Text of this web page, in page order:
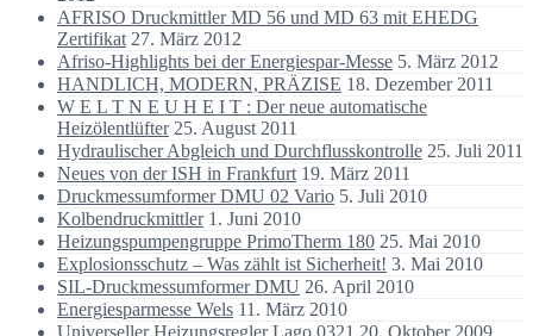
AFRISO Druckmittler MD 56 und MD 63 mit EHEDG
Zertifikat 27. März 2012
Afriso-Highlights bei der Energiespar-Messe 5. März 2012
HANDLICH, MODERN, PRÄZISE 18. Dezember 2011
W E L T N E U H E I T : Der neue automatische
Heizölentlüfter 25. August 2011
Hydraulischer Abgleich und Durchflusskontrolle 25. Juli 2011
Neues von der ISH in Frankfurt 19. März 2011
Druckmessumformer DMU 02 Vario 5. Juli 2010
Kolbendruckmittler 1. Juni 2010
Heizungspumpengruppe PrimoTherm 180 25. Mai 2010
Explosionsschutz – Was zählt ist Sicherheit! 3. Mai 2010
SIL-Druckmessumformer DMU 26. April 2010
Energiesparmesse Wels 11. März 2010